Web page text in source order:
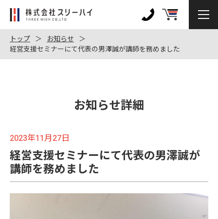
株
会
社
ス
128
トップ
お知らせ
経営支援セミナーにて代表の男澤誠が講師を務めました
お知らせ詳細
2023年11月27日
経営支援セミナーにて代表の男澤誠が
講師を務めました